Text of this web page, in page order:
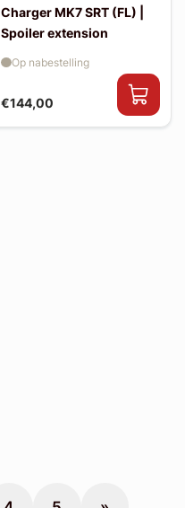
Charger MK7 SRT (FL) |
Spoiler extension
€144,00
Op nabestelling